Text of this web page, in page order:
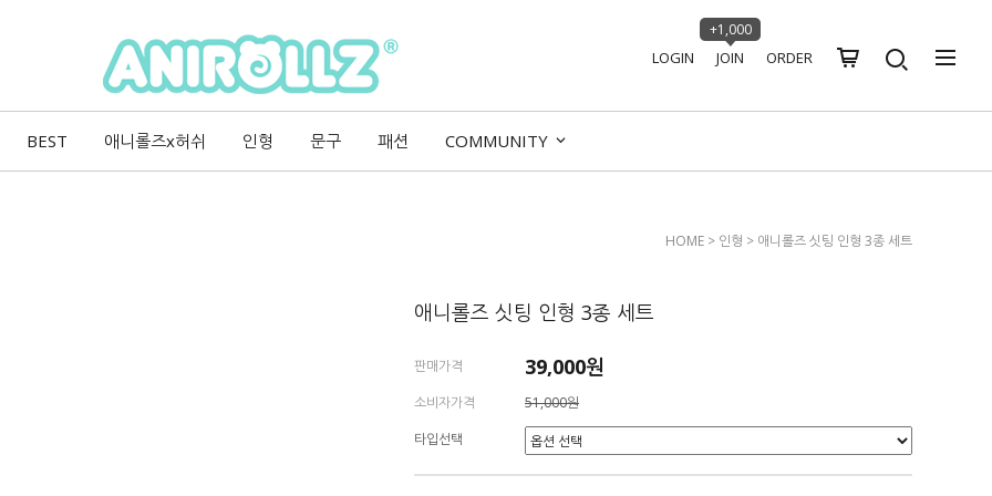
LOGIN JOIN
+1,000
ORDER
BEST 애니롤즈x허쉬 인형 문구 패션 COMMUNITY
HOME > 인형 > 애니롤즈 싯팅 인형 3종 세트
애니롤즈 싯팅 인형 3종 세트
판매가격 39,000원
소비자가격
51,000원
타입선택